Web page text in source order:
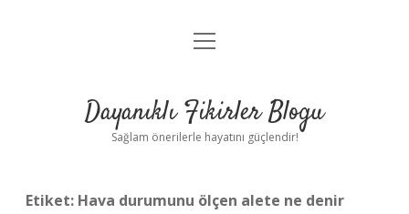
Anasayfa
Yasal Uyarı
menüyü
Dayanıklı Fikirler Blogu
Sağlam önerilerle hayatını güçlendir!
Etiket: Hava durumunu ölçen alete ne denir